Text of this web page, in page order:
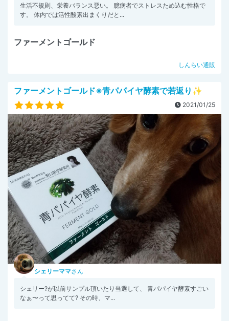
生活不規則、栄養バランス悪い。 臆病者でストレスため込む性格で
す。 体内では活性酸素出まくりだと...
ファーメントゴールド
しんらい通販
ファーメントゴールド※青パパイヤ酵素で若返り✨
2021/01/25
シェリーママさん
シェリー?が以前サンプル頂いたり当選して、 青パパイヤ酵素すごい
なぁ〜って思ってて? その時、マ...